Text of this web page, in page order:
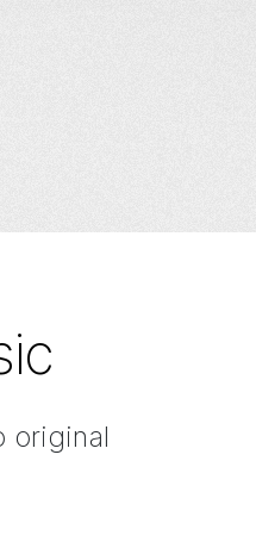
original